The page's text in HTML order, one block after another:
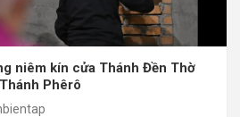
niêm kín cửa Thánh Đền Thờ
Thánh Phêrô